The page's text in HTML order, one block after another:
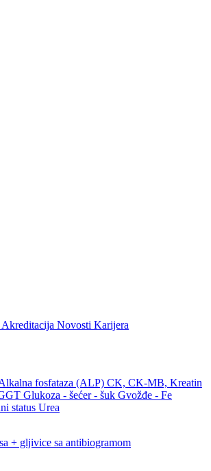
Akreditacija Novosti Karijera
fosfataza (ALP) CK, CK-MB, Kreatin
Glukoza - šećer - šuk Gvožđe - Fe
status Urea
+ gljivice sa antibiogramom